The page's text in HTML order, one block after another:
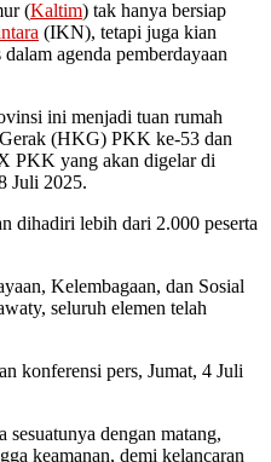
(Kaltim) tak hanya bersiap
(IKN), tetapi juga kian
agenda pemberdayaan
ini menjadi tuan rumah
(HKG) PKK ke-53 dan
PKK yang akan digelar di
Juli 2025.
dihadiri lebih dari 2.000 peserta
Kelembagaan, dan Sosial
seluruh elemen telah
konferensi pers, Jumat, 4 Juli
sesuatunya dengan matang,
keamanan, demi kelancaran